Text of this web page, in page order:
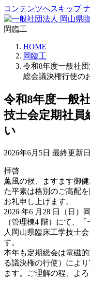
コンテンツへスキップ
岡臨工
HOME
岡臨工
令和8年度一般社
総会議決権行使の
令和8年度一般
技士会定期社員
い
2026年6月5日 最終更新
拝啓
薫風の候、ますます御
た平素は格別のご高配を
お礼申し上げます。
2026 年6 月28 日（日）
（管理棟4 階）にて、
人岡山県臨床工学技士
す。
本年も定期総会は電磁
る議決権の行使）によ
ます。ご理解の程、よ